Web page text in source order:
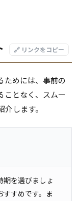
🔗 リンクをコピー
ためには、事前の
ことなく、スムー
します。
期を選びましょ
すすめです。ま